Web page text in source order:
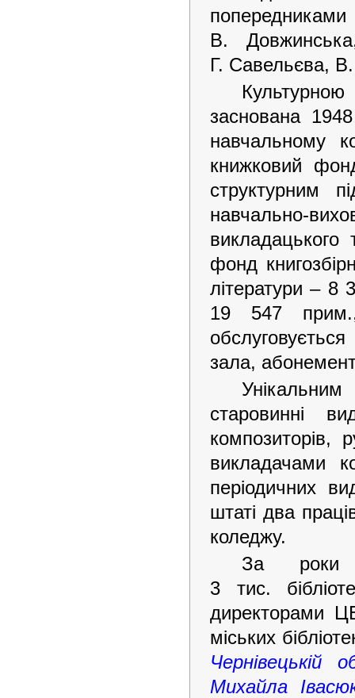
В.
Г. Савельєва,
заснована
навчальному
книжковий
структурним
навчально-
викладацького
фонд
літератури – 8
19 547 прим
зала,
Унікальним
старовинні
композиторів,
викладачами
періодичних
штаті два
коледжу.
За роки
3 тис.
директорами
міських
Чернівецькій
Михайла